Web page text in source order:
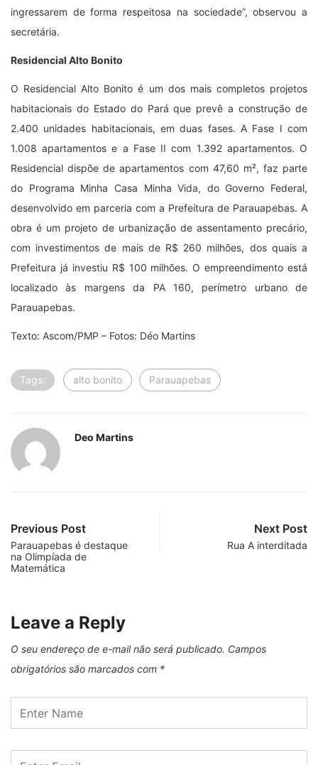
ingressarem de forma respeitosa na sociedade”, observou a
secretária.
Residencial Alto Bonito
O Residencial Alto Bonito é um dos mais completos projetos
habitacionais do Estado do Pará que prevê a construção de
2.400 unidades habitacionais, em duas fases. A Fase I com
1.008 apartamentos e a Fase II com 1.392 apartamentos. O
Residencial dispõe de apartamentos com 47,60 m², faz parte
do Programa Minha Casa Minha Vida, do Governo Federal,
desenvolvido em parceria com a Prefeitura de Parauapebas. A
obra é um projeto de urbanização de assentamento precário,
com investimentos de mais de R$ 260 milhões, dos quais a
Prefeitura já investiu R$ 100 milhões. O empreendimento está
localizado às margens da PA 160, perímetro urbano de
Parauapebas.
Texto: Ascom/PMP – Fotos: Déo Martins
Tags: alto bonito Parauapebas
Deo Martins
Previous Post
Parauapebas é destaque
na Olimpíada de
Matemática
Next Post
Rua A interditada
Leave a Reply
O seu endereço de e-mail não será publicado. Campos
obrigatórios são marcados com *